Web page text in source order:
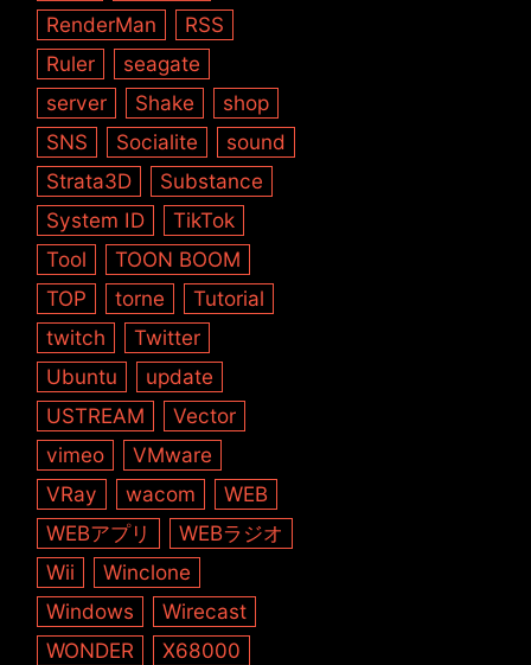
RenderMan
RSS
Ruler
seagate
server
Shake
shop
SNS
Socialite
sound
Strata3D
Substance
System ID
TikTok
Tool
TOON BOOM
TOP
torne
Tutorial
twitch
Twitter
Ubuntu
update
USTREAM
Vector
vimeo
VMware
VRay
wacom
WEB
WEBアプリ
WEBラジオ
Wii
Winclone
Windows
Wirecast
WONDER
X68000